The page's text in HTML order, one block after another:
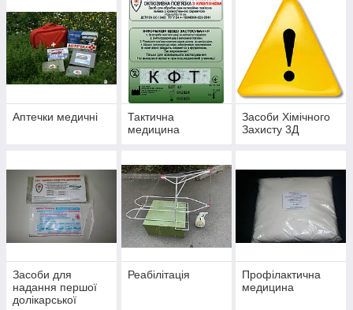
Аптечки медичні
Тактична
медицина
Засоби Хімічного
Захисту 3Д
Засоби для
надання першої
долікарської
Реабілітація
Профілактична
медицина